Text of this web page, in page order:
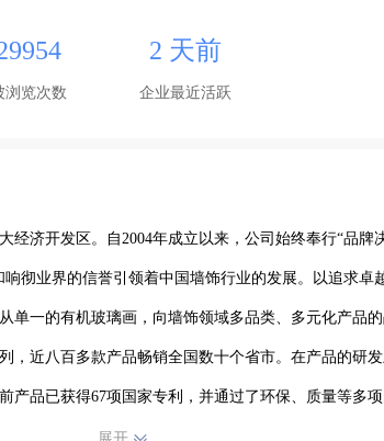
浏览次数
2 天前
企业最近活跃
经济开发区。自2004年成立以来，公司始终奉行“品牌
彻业界的信誉引领着中国墙饰行业的发展。以追求卓
单一的有机玻璃画，向墙饰领域多品类、多元化产品
，近八百多款产品畅销全国数十个省市。在产品的研
产品已获得67项国家专利，并通过了环保、质量等多
才209人的其中本科以上学历82人，专业设计研发26人